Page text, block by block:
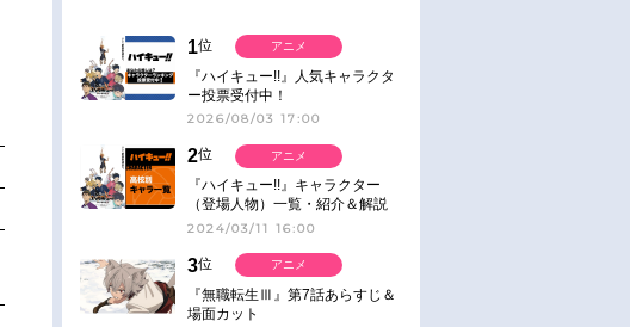
1位
『ハイキュー!!』人気キャラクタ
ー投票受付中！
2026/08/03 17:00
アニメ
2位
『ハイキュー!!』キャラクター
（登場人物）一覧・紹介＆解説
2024/03/11 16:00
アニメ
3位
『無職転生Ⅲ』第7話あらすじ＆
場面カット
アニメ